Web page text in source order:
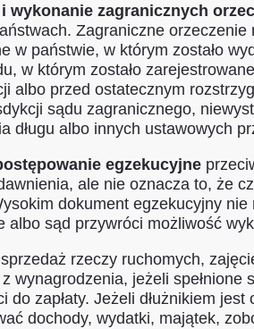
wykonanie zagranicznych
Zagraniczne
państwie, w którym zostało
w którym zostało
albo przed ostatecznym
sądu zagranicznego,
długu albo innych ustawowych
egzekucyjne
ale nie oznacza to, że
dokument egzekucyjny
sąd przywróci możliwość
rzeczy ruchomych,
wynagrodzenia, jeżeli
zapłaty. Jeżeli dłużnikiem
dochody, wydatki, majątek,